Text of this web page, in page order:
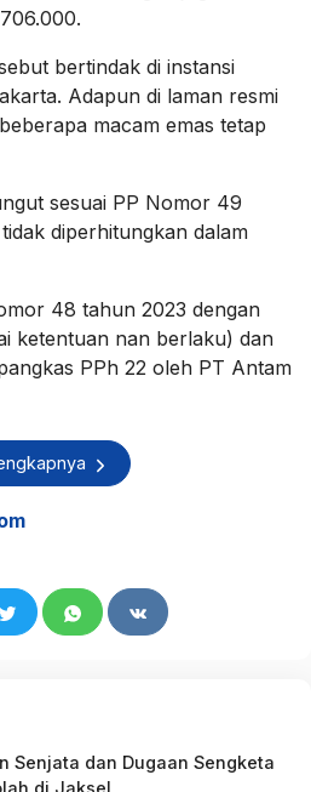
bertindak di instansi
Adapun di laman resmi
macam emas tetap
sesuai PP Nomor 49
diperhitungkan dalam
48 tahun 2023 dengan
ketentuan nan berlaku) dan
PPh 22 oleh PT Antam
Senjata dan Dugaan Sengketa
di Jaksel